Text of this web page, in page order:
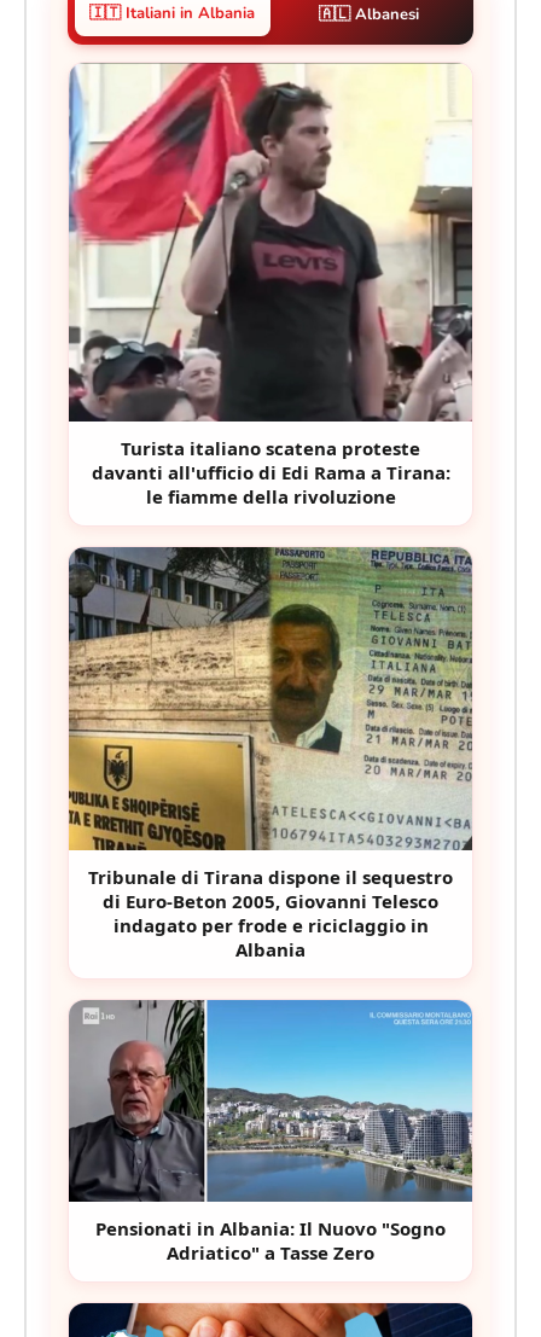
🇮🇹 Italiani in Albania 🇦🇱 Albanesi
Turista italiano scatena proteste
davanti all'ufficio di Edi Rama a Tirana:
le fiamme della rivoluzione
Tribunale di Tirana dispone il sequestro
di Euro-Beton 2005, Giovanni Telesco
indagato per frode e riciclaggio in
Albania
Pensionati in Albania: Il Nuovo "Sogno
Adriatico" a Tasse Zero